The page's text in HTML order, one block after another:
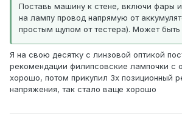
Поставь машину к стене, включи фары и
на лампу провод напрямую от
простым щупом от тестера). Может
Я на свою десятку с линзовой оптикой
рекомендации филипсовские лампочки с
хорошо, потом прикупил 3х позиционный
напряжения, так стало ваще хорошо